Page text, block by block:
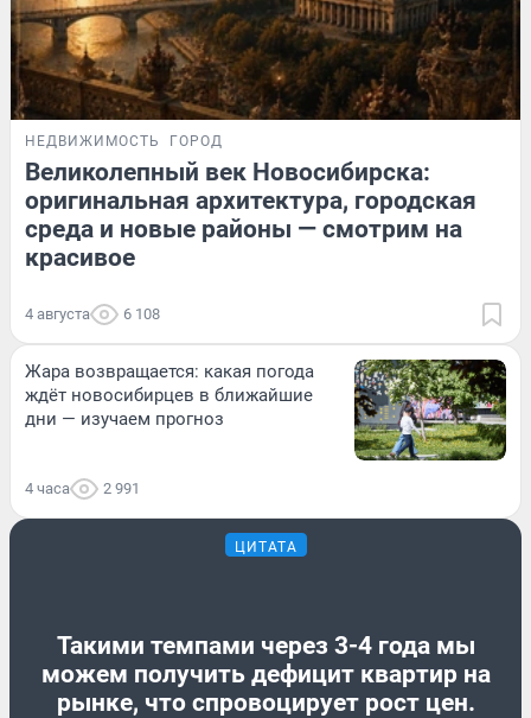
НЕДВИЖИМОСТЬ ГОРОД
Великолепный век Новосибирска:
оригинальная архитектура, городская
среда и новые районы — смотрим на
красивое
4 августа 6 108
Жара возвращается: какая погода
ждёт новосибирцев в ближайшие
дни — изучаем прогноз
4 часа 2 991
ЦИТАТА
Такими темпами через 3-4 года мы
можем получить дефицит квартир на
рынке, что спровоцирует рост цен.